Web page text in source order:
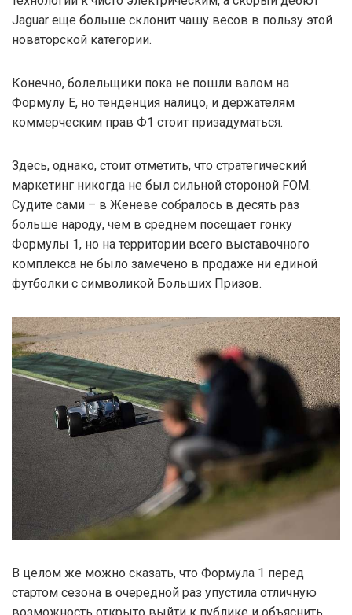
Jaguar еще больше склонит чашу весов в пользу этой
новаторской категории.
Конечно, болельщики пока не пошли валом на
Формулу Е, но тенденция налицо, и держателям
коммерческим прав Ф1 стоит призадуматься.
Здесь, однако, стоит отметить, что стратегический
маркетинг никогда не был сильной стороной FOM.
Судите сами – в Женеве собралось в десять раз
больше народу, чем в среднем посещает гонку
Формулы 1, но на территории всего выставочного
комплекса не было замечено в продаже ни единой
футболки с символикой Больших Призов.
В целом же можно сказать, что Формула 1 перед
стартом сезона в очередной раз упустила отличную
возможность открыто выйти к публике и объяснить